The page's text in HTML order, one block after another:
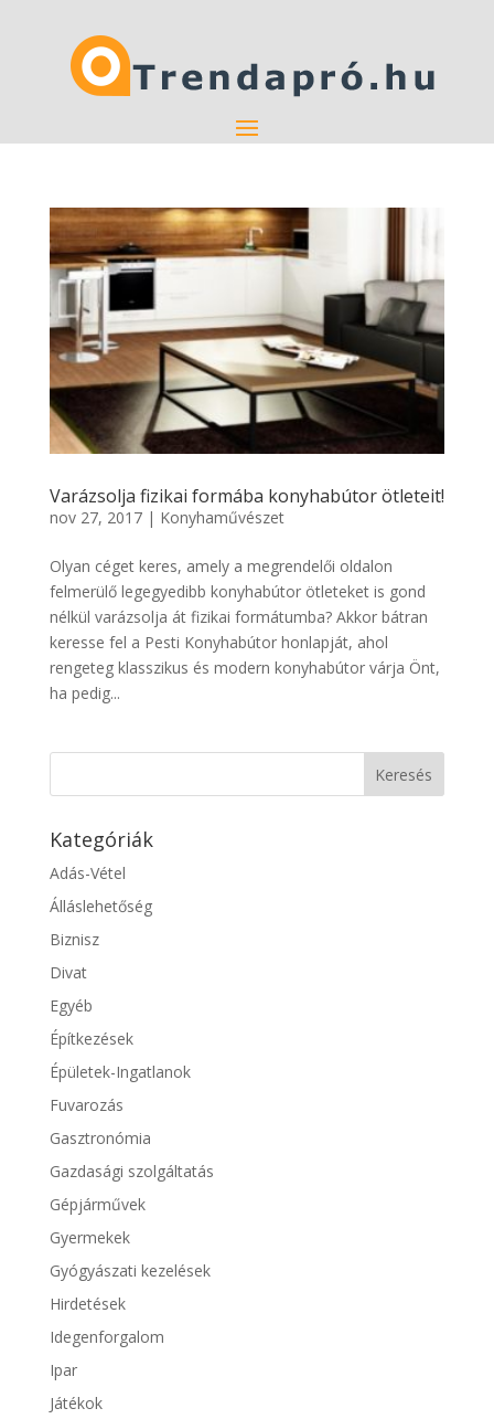
Varázsolja fizikai formába konyhabútor ötleteit!
nov 27, 2017| Konyhaművészet
Olyan céget keres, amely a megrendelői oldalon
felmerülő legegyedibb konyhabútor ötleteket is gond
nélkül varázsolja át fizikai formátumba? Akkor bátran
keresse fel a Pesti Konyhabútor honlapját, ahol
rengeteg klasszikus és modern konyhabútor várja Önt,
ha pedig...
Kategóriák
Adás-Vétel
Álláslehetőség
Biznisz
Divat
Egyéb
Építkezések
Épületek-Ingatlanok
Fuvarozás
Gasztronómia
Gazdasági szolgáltatás
Gépjárművek
Gyermekek
Gyógyászati kezelések
Hirdetések
Idegenforgalom
Ipar
Játékok